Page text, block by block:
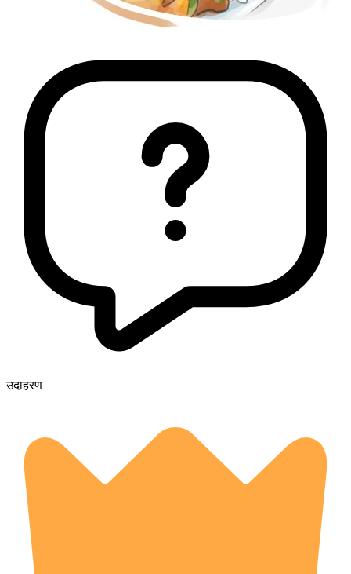
उदाहरण